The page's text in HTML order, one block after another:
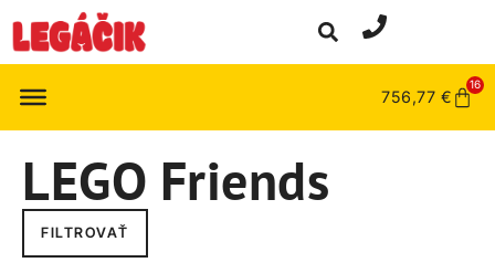
756,77 €
16
LEGO Friends
FILTROVAŤ